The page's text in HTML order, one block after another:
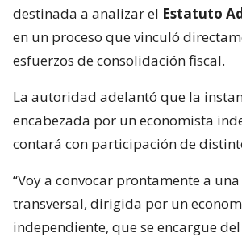
destinada a analizar el Estatuto
en un proceso que vinculó
esfuerzos de consolidación fiscal.
La autoridad adelantó que la
encabezada por un economista
contará con participación de
“Voy a convocar prontamente a
transversal, dirigida por un
independiente, que se encargue